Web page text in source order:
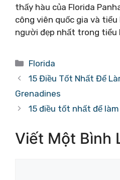
thấy hàu của Florida
công viên quốc gia và
người đẹp nhất trong tiểu
Danh
mục
Florida
15 Điều Tốt Nhất Để
Grenadines
15 điều tốt nhất để
Viết Một Bình